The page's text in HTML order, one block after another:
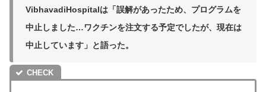
VibhavadiHospitalは「誤解があったため、プログラムを
中止しました…ワクチンを注文する予定でしたが、現在は
中止しています」と語った。